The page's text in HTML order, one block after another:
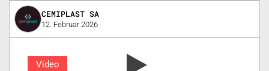
CEMIPLAST SA
12. Februar 2026
Video